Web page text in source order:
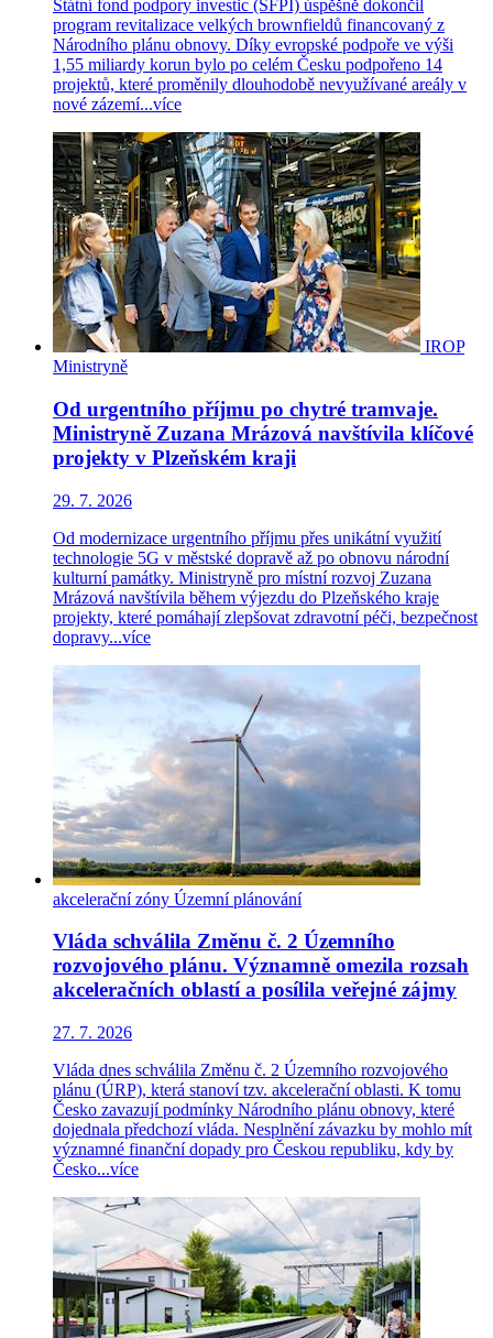
Státní fond podpory investic (SFPI) úspěšně dokončil
program revitalizace velkých brownfieldů financovaný z
Národního plánu obnovy. Díky evropské podpoře ve výši
1,55 miliardy korun bylo po celém Česku podpořeno 14
projektů, které proměnily dlouhodobě nevyužívané areály v
nové zázemí...více
IROP
Ministryně
Od urgentního příjmu po chytré tramvaje.
Ministryně Zuzana Mrázová navštívila klíčové
projekty v Plzeňském kraji
29. 7. 2026
Od modernizace urgentního příjmu přes unikátní využití
technologie 5G v městské dopravě až po obnovu národní
kulturní památky. Ministryně pro místní rozvoj Zuzana
Mrázová navštívila během výjezdu do Plzeňského kraje
projekty, které pomáhají zlepšovat zdravotní péči, bezpečnost
dopravy...více
akcelerační zóny Územní plánování
Vláda schválila Změnu č. 2 Územního
rozvojového plánu. Významně omezila rozsah
akceleračních oblastí a posílila veřejné zájmy
27. 7. 2026
Vláda dnes schválila Změnu č. 2 Územního rozvojového
plánu (ÚRP), která stanoví tzv. akcelerační oblasti. K tomu
Česko zavazují podmínky Národního plánu obnovy, které
dojednala předchozí vláda. Nesplnění závazku by mohlo mít
významné finanční dopady pro Českou republiku, kdy by
Česko...více